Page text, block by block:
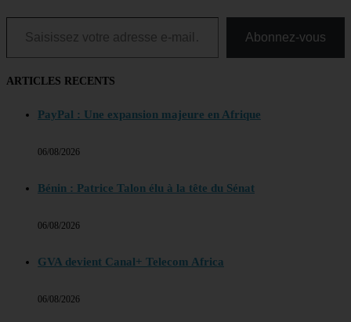
Saisissez votre adresse e-mail…
Abonnez-vous
ARTICLES RECENTS
PayPal : Une expansion majeure en Afrique
06/08/2026
Bénin : Patrice Talon élu à la tête du Sénat
06/08/2026
GVA devient Canal+ Telecom Africa
06/08/2026